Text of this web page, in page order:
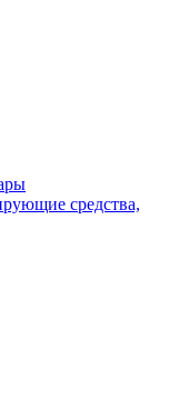
средства,